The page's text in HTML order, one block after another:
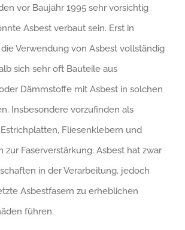
vor Baujahr 1995 sehr vorsichtig
Asbest verbaut sein. Erst in
Verwendung von Asbest vollständig
sich sehr oft Bauteile aus
Dämmstoffe mit Asbest in solchen
Insbesondere vorzufinden als
Fliesenklebern und
zur Faserverstärkung. Asbest hat zwar
in der Verarbeitung, jedoch
Asbestfasern zu erheblichen
führen.